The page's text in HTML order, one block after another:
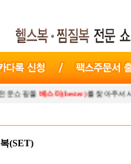
터(bester)를 찾아주셔서 감사합니다.
(SET)